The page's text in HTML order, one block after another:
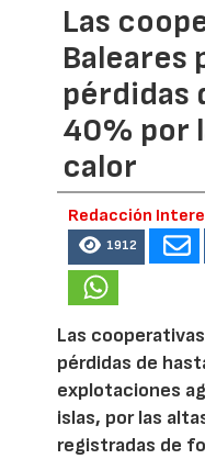
Las
Baleares
pérdidas
40% por
calor
Redacción
1912
Las
pérdidas de
explotaciones
islas, por las
registradas de